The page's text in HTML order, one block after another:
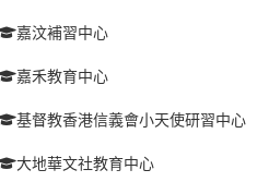
嘉汶補習中心
嘉禾教育中心
基督教香港信義會小天使研習中心
大地華文社教育中心